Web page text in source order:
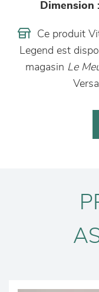
Dimension :
Ce produit
Legend est
magasin Le